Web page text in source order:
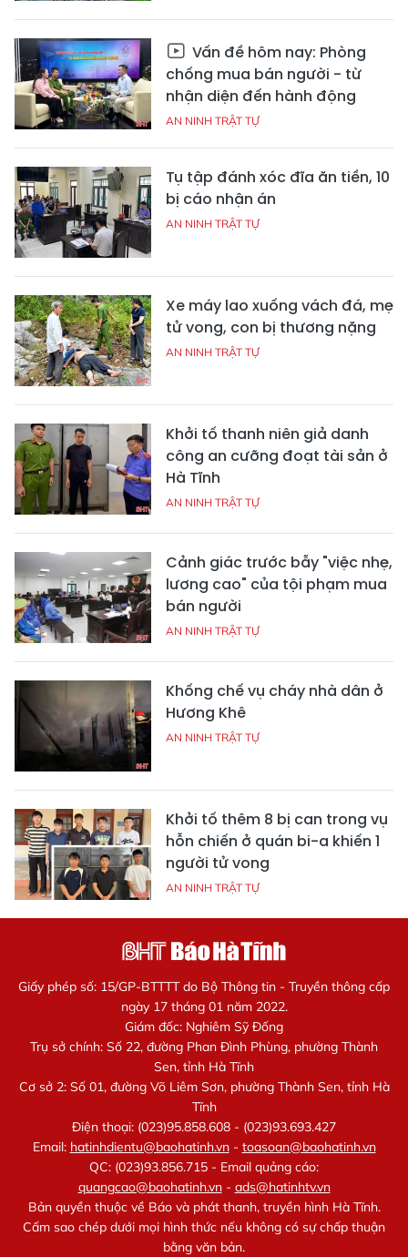
Vấn đề hôm nay: Phòng
chống mua bán người - từ
nhận diện đến hành động
AN NINH TRẬT TỰ
Tụ tập đánh xóc đĩa ăn tiền, 10
bị cáo nhận án
AN NINH TRẬT TỰ
Xe máy lao xuống vách đá, mẹ
tử vong, con bị thương nặng
AN NINH TRẬT TỰ
Khởi tố thanh niên giả danh
công an cưỡng đoạt tài sản ở
Hà Tĩnh
AN NINH TRẬT TỰ
Cảnh giác trước bẫy "việc nhẹ,
lương cao" của tội phạm mua
bán người
AN NINH TRẬT TỰ
Khống chế vụ cháy nhà dân ở
Hương Khê
AN NINH TRẬT TỰ
Khởi tố thêm 8 bị can trong vụ
hỗn chiến ở quán bi-a khiến 1
người tử vong
AN NINH TRẬT TỰ
Giấy phép số: 15/GP-BTTTT do Bộ Thông tin - Truyền thông cấp
ngày 17 tháng 01 năm 2022.
Giám đốc: Nghiêm Sỹ Đống
Trụ sở chính: Số 22, đường Phan Đình Phùng, phường Thành
Sen, tỉnh Hà Tĩnh
Cơ sở 2: Số 01, đường Võ Liêm Sơn, phường Thành Sen, tỉnh Hà
Tĩnh
Điện thoại: (023)95.858.608 - (023)93.693.427
Email: hatinhdientu@baohatinh.vn- toasoan@baohatinh.vn
QC: (023)93.856.715 - Email quảng cáo:
quangcao@baohatinh.vn- ads@hatinhtv.vn
Bản quyền thuộc về Báo và phát thanh, truyền hình Hà Tĩnh.
Cấm sao chép dưới mọi hình thức nếu không có sự chấp thuận
bằng văn bản.